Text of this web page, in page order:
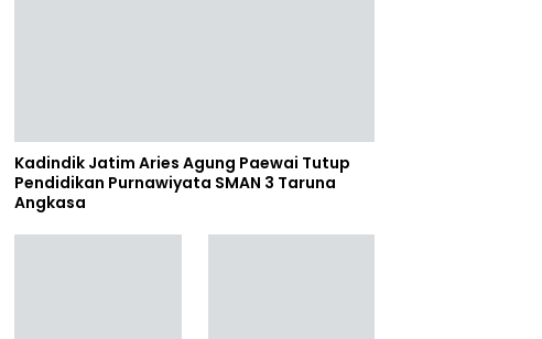
Kadindik Jatim Aries Agung Paewai Tutup
Pendidikan Purnawiyata SMAN 3 Taruna
Angkasa